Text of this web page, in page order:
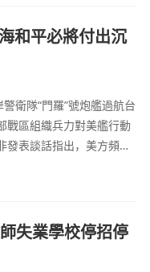
％一路下滑至82.6％。
和平必將付出沉
衛隊“門羅”號炮艦過航台
戰區組織兵力對美艦行動
表談話指出，美方頻頻
正告美方，台灣是中國
失業學校停招停